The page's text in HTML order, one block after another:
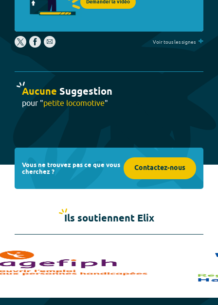
Demander la vidéo
Voir tous les signes +
Aucune Suggestion
pour "petite locomotive"
Vous ne trouvez pas ce que vous
cherchez ? Contactez-nous
Ils soutiennent Elix